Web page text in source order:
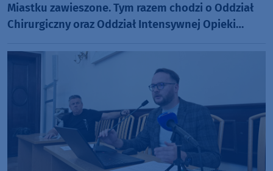
Miastku zawieszone. Tym razem chodzi o Oddział
Chirurgiczny oraz Oddział Intensywnej Opieki